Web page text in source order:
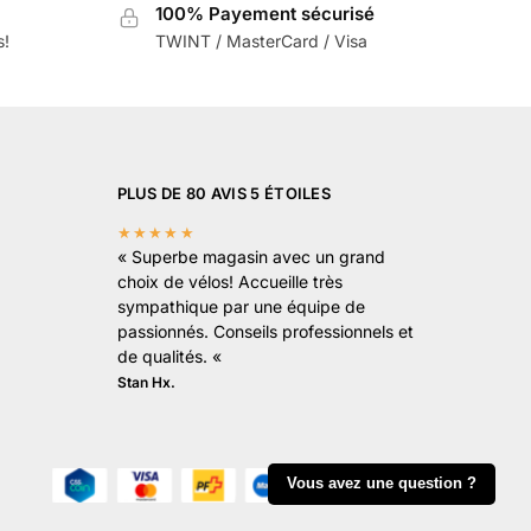
Vous avez une question ?
100% Payement sécurisé
TWINT / MasterCard / Visa
PLUS DE 80 AVIS 5 ÉTOILES
★★★★★
« Superbe magasin avec un grand
choix de vélos! Accueille très
sympathique par une équipe de
passionnés. Conseils professionnels et
de qualités. «
Stan Hx.